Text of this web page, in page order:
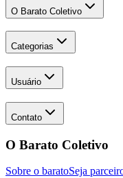
O Barato Coletivo
Categorias
Usuário
Contato
O Barato Coletivo
Sobre o baratoSeja